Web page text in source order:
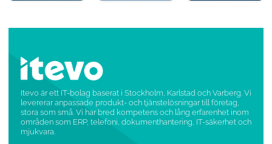
Itevo är ett IT-bolag baserat i Stockholm, Karlstad och Varberg. Vi
levererar anpassade produkt- och tjänstelösningar till företag,
stora som små. Vi har bred kompetens och lång erfarenhet inom
områden som ERP, telefoni, dokumenthantering, IT-säkerhet och
mjukvara.